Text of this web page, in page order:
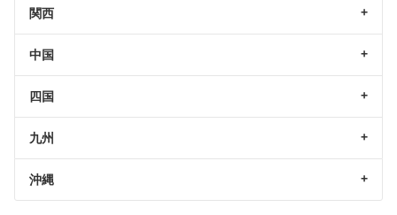
関西
中国
四国
九州
沖縄